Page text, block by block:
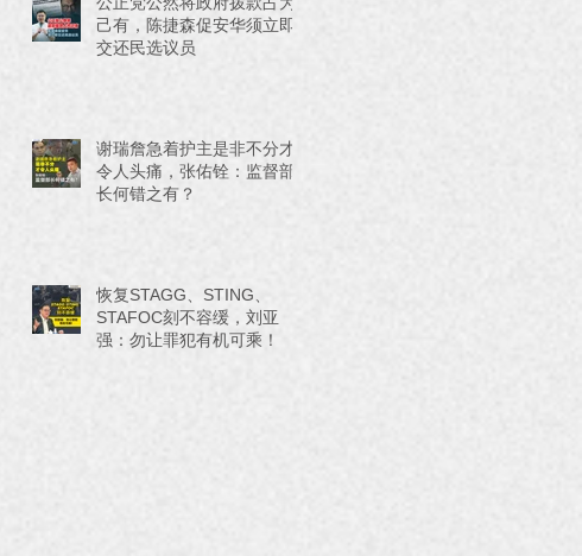
己有，陈捷森促安华须立即
交还民选议员
谢瑞詹急着护主是非不分才
令人头痛，张佑铨：监督部
长何错之有？
恢复STAGG、STING、
STAFOC刻不容缓，刘亚
强：勿让罪犯有机可乘！